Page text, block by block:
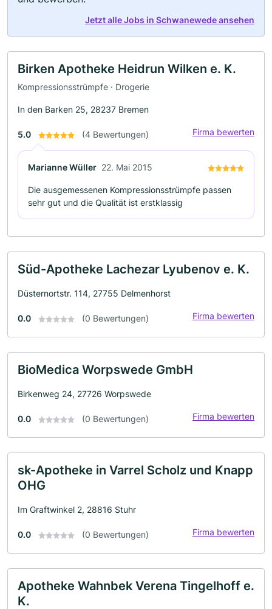
Jetzt alle Jobs in Schwanewede ansehen
Birken Apotheke Heidrun Wilken e. K.
Kompressionsstrümpfe · Drogerie
In den Barken 25, 28237 Bremen
5.0 (4 Bewertungen) Firma bewerten
Marianne Wüller 22. Mai 2015
Die ausgemessenen Kompressionsstrümpfe passen
sehr gut und die Qualität ist erstklassig
Süd-Apotheke Lachezar Lyubenov e. K.
Düsternortstr. 114, 27755 Delmenhorst
0.0 (0 Bewertungen) Firma bewerten
BioMedica Worpswede GmbH
Birkenweg 24, 27726 Worpswede
0.0 (0 Bewertungen) Firma bewerten
sk-Apotheke in Varrel Scholz und Knapp
OHG
Im Graftwinkel 2, 28816 Stuhr
0.0 (0 Bewertungen) Firma bewerten
Apotheke Wahnbek Verena Tingelhoff e.
K.